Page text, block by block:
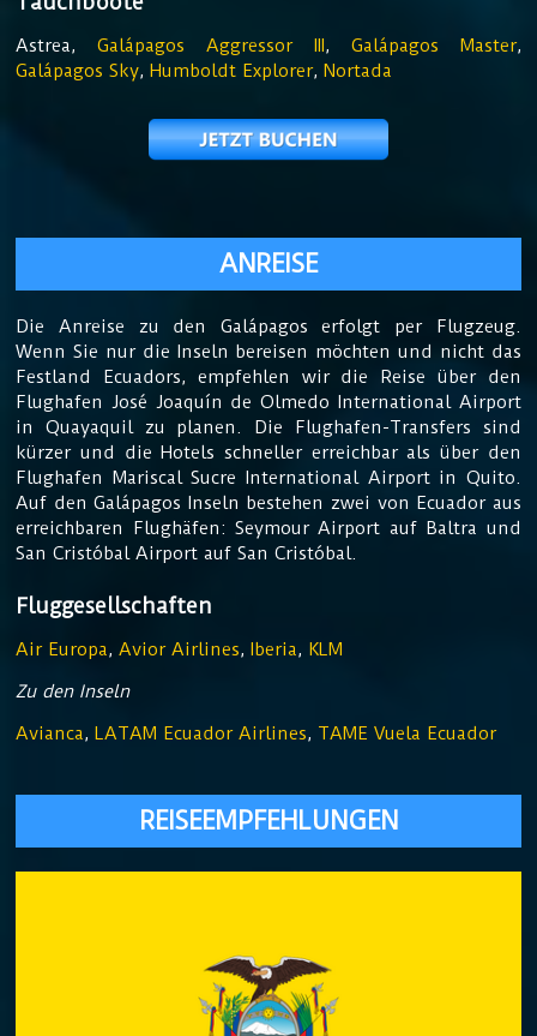
Astrea,Galápagos Aggressor III , Galápagos Master,
Galápagos Sky, Humboldt Explorer, Nortada
ANREISE
Die Anreise zu den Galápagos erfolgt per Flugzeug.
Wenn Sie nur die Inseln bereisen möchten und nicht das
Festland Ecuadors, empfehlen wir die Reise über den
Flughafen José Joaquín de Olmedo International Airport
in Quayaquil zu planen. Die Flughafen-Transfers sind
kürzer und die Hotels schneller erreichbar als über den
Flughafen Mariscal Sucre International Airport in Quito.
Auf den Galápagos Inseln bestehen zwei von Ecuador aus
erreichbaren Flughäfen: Seymour Airport auf Baltra und
San Cristóbal Airport auf San Cristóbal.
Fluggesellschaften
Air Europa,Avior Airlines, Iberia, KLM
Zu den Inseln
Avianca, LATAM Ecuador Airlines, TAME Vuela Ecuador
REISEEMPFEHLUNGEN